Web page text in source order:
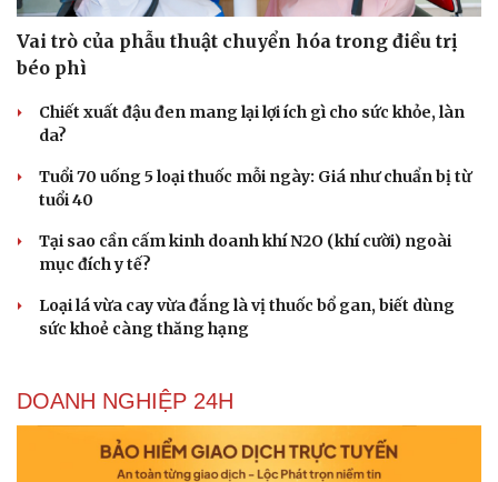
Du lịch
Tư vấn
check-in
Câu chuyện thời sự
Cửa sổ tình yêu
Vai trò của phẫu thuật chuyển hóa trong điều trị
béo phì
Chiết xuất đậu đen mang lại lợi ích gì cho sức khỏe, làn
da?
Tuổi 70 uống 5 loại thuốc mỗi ngày: Giá như chuẩn bị từ
tuổi 40
Tại sao cần cấm kinh doanh khí N2O (khí cười) ngoài
mục đích y tế?
Loại lá vừa cay vừa đắng là vị thuốc bổ gan, biết dùng
sức khoẻ càng thăng hạng
DOANH NGHIỆP 24H